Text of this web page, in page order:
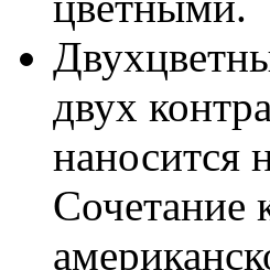
двух
наносится
Сочетание